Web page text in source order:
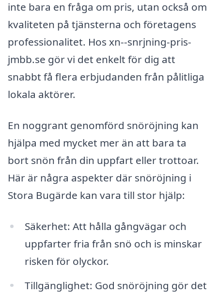
inte bara en fråga om pris, utan också om
kvaliteten på tjänsterna och företagens
professionalitet. Hos xn--snrjning-pris-
jmbb.se gör vi det enkelt för dig att
snabbt få flera erbjudanden från pålitliga
lokala aktörer.
En noggrant genomförd snöröjning kan
hjälpa med mycket mer än att bara ta
bort snön från din uppfart eller trottoar.
Här är några aspekter där snöröjning i
Stora Bugärde kan vara till stor hjälp:
Säkerhet: Att hålla gångvägar och
uppfarter fria från snö och is minskar
risken för olyckor.
Tillgänglighet: God snöröjning gör det